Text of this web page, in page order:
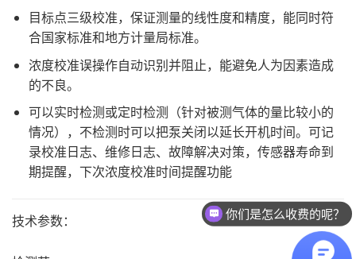
目标点三级校准，保证测量的线性度和精度，能同时符
合国家标准和地方计量局标准。
浓度校准误操作自动识别并阻止，能避免人为因素造成
的不良。
可以实时检测或定时检测（针对被测气体的量比较小的
情况），不检测时可以把泵关闭以延长开机时间。可记
录校准日志、维修日志、故障解决对策，传感器寿命到
期提醒，下次浓度校准时间提醒功能
技术参数： 你们是怎么收费的呢？